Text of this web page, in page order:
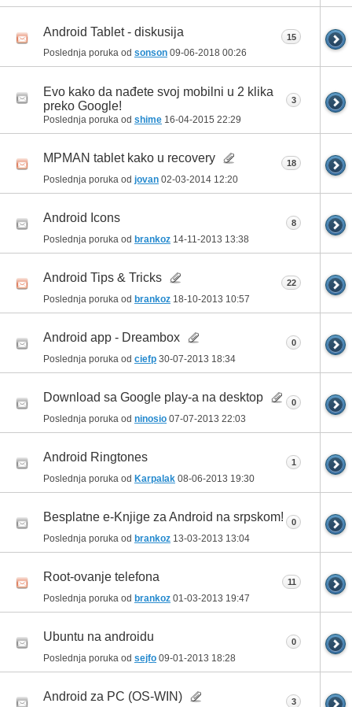
Android Tablet - diskusija
Poslednja poruka od sonson 09-06-2018 00:26
15
Evo kako da nađete svoj mobilni u 2 klika
preko Google!
Poslednja poruka od shime 16-04-2015 22:29
3
MPMAN tablet kako u recovery
Poslednja poruka od jovan 02-03-2014 12:20
18
Android Icons
Poslednja poruka od brankoz 14-11-2013 13:38
8
Android Tips & Tricks
Poslednja poruka od brankoz 18-10-2013 10:57
22
Android app - Dreambox
Poslednja poruka od ciefp 30-07-2013 18:34
0
Download sa Google play-a na desktop
Poslednja poruka od ninosio 07-07-2013 22:03
0
Android Ringtones
Poslednja poruka od Karpalak 08-06-2013 19:30
1
Besplatne e-Knjige za Android na srpskom!
Poslednja poruka od brankoz 13-03-2013 13:04
0
Root-ovanje telefona
Poslednja poruka od brankoz 01-03-2013 19:47
11
Ubuntu na androidu
Poslednja poruka od sejfo 09-01-2013 18:28
0
Android za PC (OS-WIN) 3